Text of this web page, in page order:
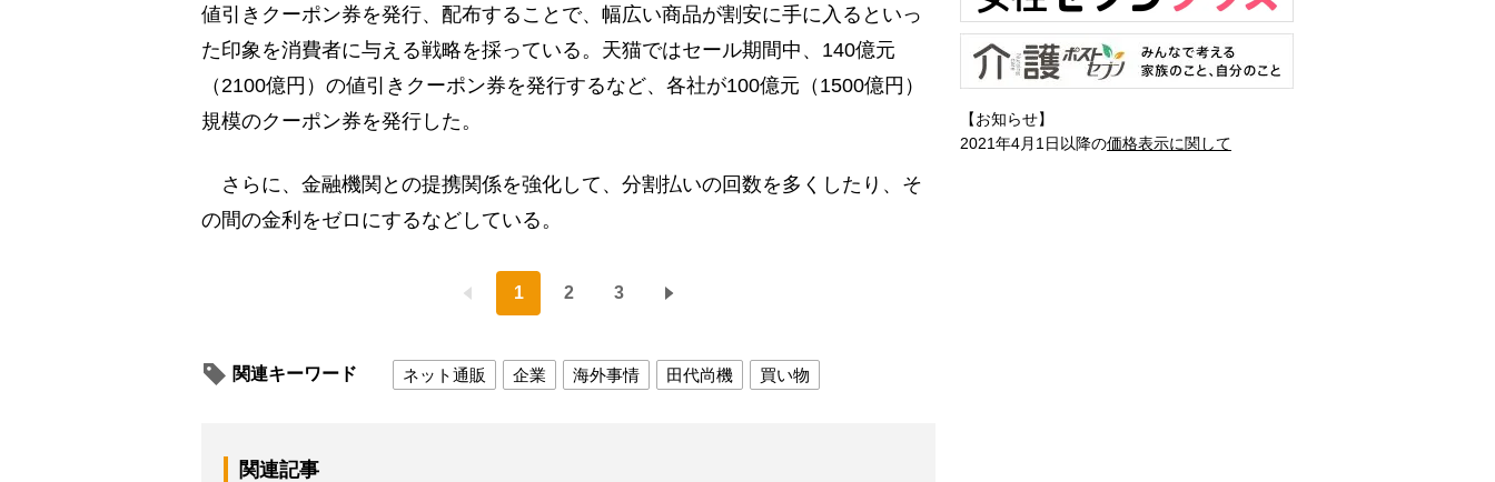
値引きクーポン券を発行、配布することで、幅広い商品が割安に手に入るといっ
た印象を消費者に与える戦略を採っている。天猫ではセール期間中、140億元
（2100億円）の値引きクーポン券を発行するなど、各社が100億元（1500億円）
規模のクーポン券を発行した。
さらに、金融機関との提携関係を強化して、分割払いの回数を多くしたり、そ
の間の金利をゼロにするなどしている。
1 2 3
関連キーワード ネット通販 企業 海外事情 田代尚機 買い物
関連記事
【お知らせ】
2021年4月1日以降の価格表示に関して